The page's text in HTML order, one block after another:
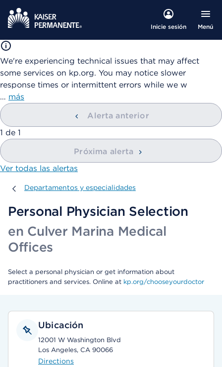
Inicie sesión Menú
We're experiencing technical issues that may affect
some services on kp.org. You may notice slower
response times or intermittent errors while we w
… más
Alerta anterior
mostrando
1 de 1
Próxima alerta
Ver todas las alertas
Departamentos y especialidades
Departamentos y especialidades
Personal Physician Selection
en Culver Marina Medical
Offices
Select a personal physician or get information about
practitioners and services. Online at kp.org/chooseyourdoctor
Ubicación
12001 W Washington Blvd
Los Angeles, CA 90066
Directions